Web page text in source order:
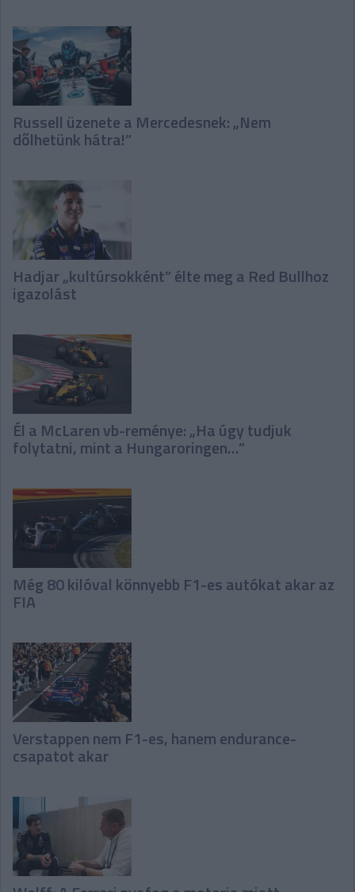
Russell üzenete a Mercedesnek: „Nem
dőlhetünk hátra!”
Hadjar „kultúrsokként” élte meg a Red Bullhoz
igazolást
Él a McLaren vb-reménye: „Ha úgy tudjuk
folytatni, mint a Hungaroringen…”
Még 80 kilóval könnyebb F1-es autókat akar az
FIA
Verstappen nem F1-es, hanem endurance-
csapatot akar